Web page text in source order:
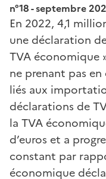
n°18 - septembre
En 2022, 4,1
une déclaration
TVA économique
ne prenant pas
liés aux
déclarations de
la TVA
d’euros et a
constant par
économique